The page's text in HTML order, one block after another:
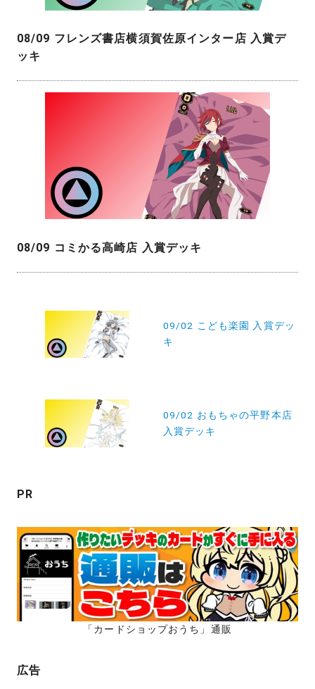
08/09 フレンズ書店横須賀佐原インター店 入賞デ
ッキ
08/09 コミかる高崎店 入賞デッキ
ン
09/02 こども楽園 入賞デッ
キ
09/02 おもちゃの平野本店
入賞デッキ
PR
「カードショップおうち」通販
広告